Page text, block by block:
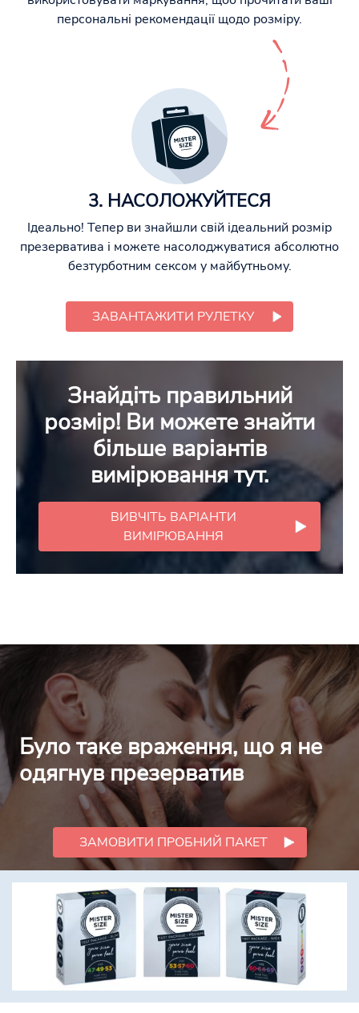
персональні рекомендації щодо розміру.
3. НАСОЛОЖУЙТЕСЯ
Ідеально! Тепер ви знайшли свій ідеальний розмір
презерватива і можете насолоджуватися абсолютно
безтурботним сексом у майбутньому.
ЗАВАНТАЖИТИ РУЛЕТКУ
Знайдіть правильний
розмір! Ви можете знайти
більше варіантів
вимірювання тут.
ВИВЧІТЬ ВАРІАНТИ
ВИМІРЮВАННЯ
Було таке враження, що я не
одягнув презерватив
ЗАМОВИТИ ПРОБНИЙ ПАКЕТ